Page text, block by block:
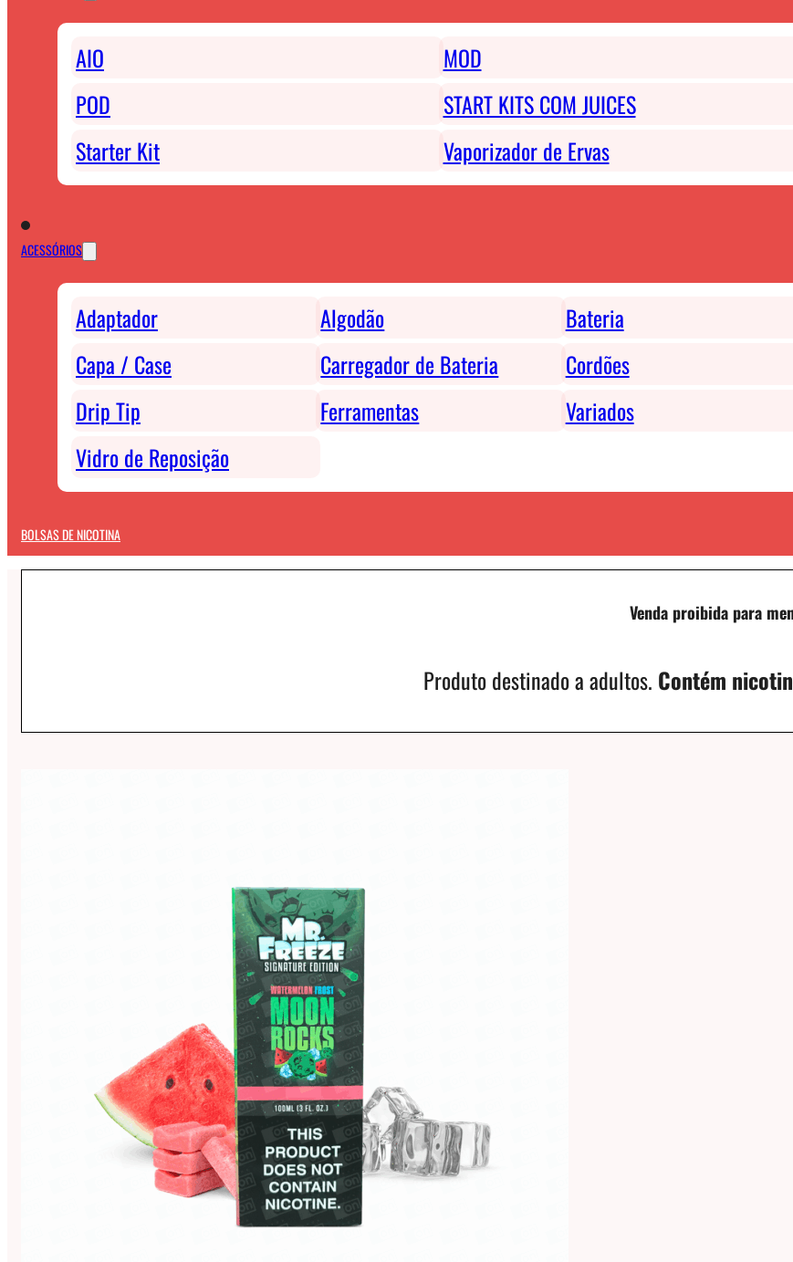
AIO
MOD
POD
START KITS COM JUICES
Starter Kit
Vaporizador de Ervas
ACESSÓRIOS
Adaptador Algodão
Bateria
Capa / Case
Carregador de Bateria
Cordões
Drip Tip
Ferramentas
Variados
Vidro de Reposição
BOLSAS DE NICOTINA
Venda proibida para
Produto destinado a adultos. Contém